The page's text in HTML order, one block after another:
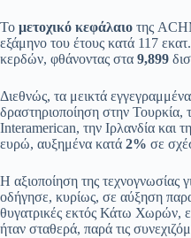
Το μετοχικό κεφάλαιο της
εξάμηνο του έτους κατά 117
κερδών, φθάνοντας στα 9,899
Διεθνώς, τα μεικτά
δραστηριοποίηση στην
Interamerican, την Ιρλανδία και
ευρώ, αυξημένα κατά 2% σε
Η αξιοποίηση της τεχνογνωσίας
οδήγησε, κυρίως, σε αύξηση
θυγατρικές εκτός Κάτω Χωρών,
ήταν σταθερά, παρά τις